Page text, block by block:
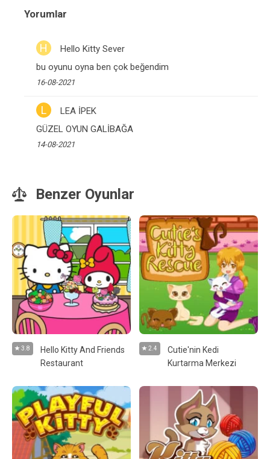
Yorumlar
H
Hello Kitty Sever
bu oyunu oyna ben çok beğendim
16-08-2021
L
LEA İPEK
GÜZEL OYUN GALİBAĞA
14-08-2021
Benzer Oyunlar
3.8
Hello Kitty And Friends
Restaurant
2.4
Cutie'nin Kedi
Kurtarma Merkezi